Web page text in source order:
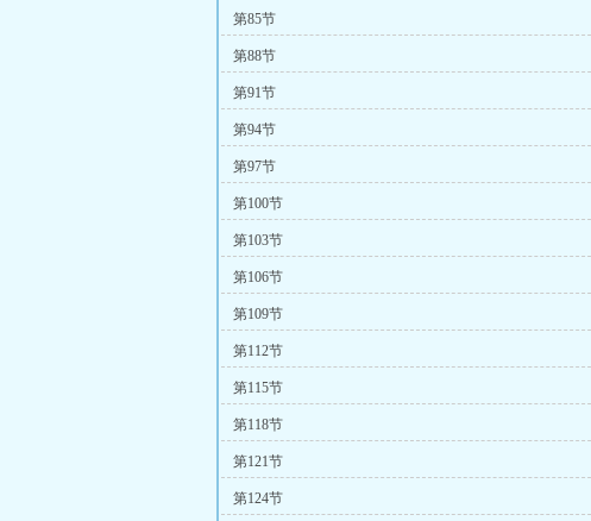
第85节
第88节
第91节
第94节
第97节
第100节
第103节
第106节
第109节
第112节
第115节
第118节
第121节
第124节